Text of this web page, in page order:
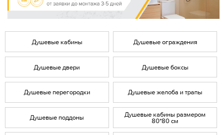
Душевые кабины Душевые ограждения
Душевые двери Душевые боксы
Душевые перегородки Душевые желоба и трапы
Душевые поддоны
Душевые кабины размером
80*80 см